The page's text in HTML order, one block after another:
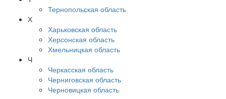
Тернопольская область
Х
Харьковская область
Херсонская область
Хмельницкая область
Ч
Черкасская область
Черниговская область
Черновицкая область